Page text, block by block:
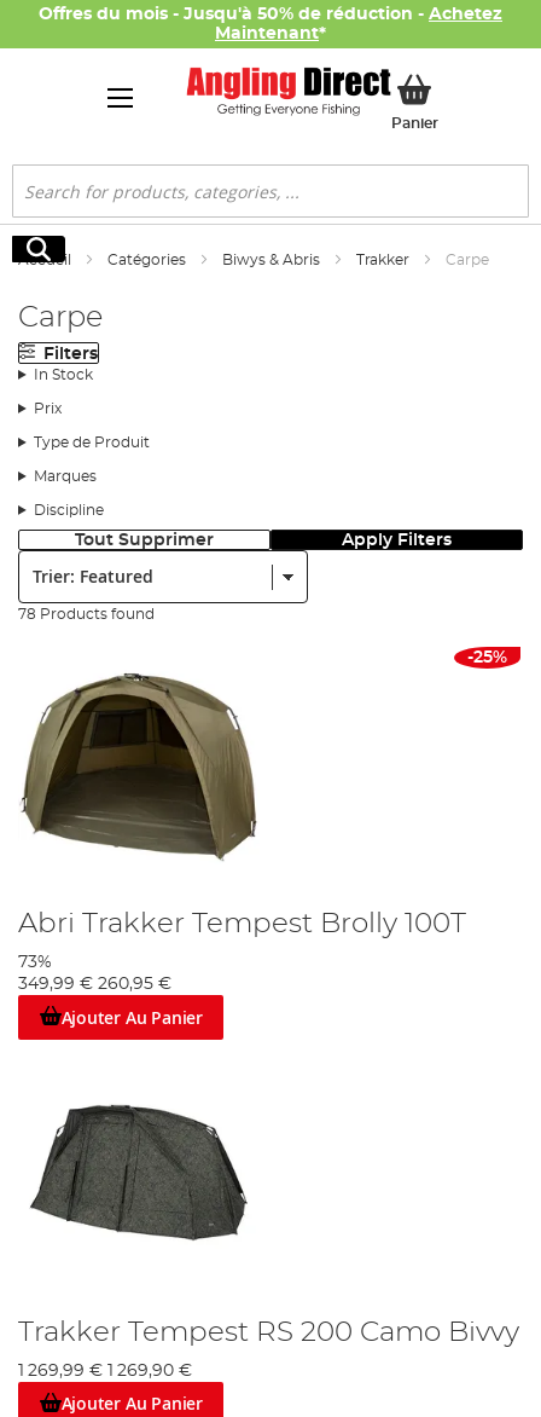
Offres du mois - Jusqu'à 50% de réduction - Achetez
Maintenant*
PanierMon panier
Rechercher
Rechercher
Accueil Catégories Biwys & Abris Trakker Carpe
Carpe
Filters
In Stock
Prix
Type de Produit
Marques
Discipline
Tout Supprimer Apply Filters
78 Products found
-25%
Abri Trakker Tempest Brolly 100T
73%
349,99 € 260,95 €
Ajouter Au Panier
Trakker Tempest RS 200 Camo Bivvy
1 269,99 € 1 269,90 €
Ajouter Au Panier